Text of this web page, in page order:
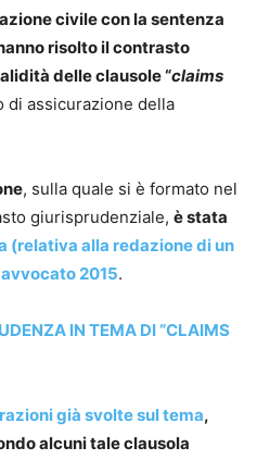
civile con la sentenza
risolto il contrasto
delle clausole “claims
di assicurazione della
, sulla quale si è formato nel
giurisprudenziale, è stata
(relativa alla redazione di un
2015.
IN TEMA DI “CLAIMS
già svolte sul tema,
alcuni tale clausola